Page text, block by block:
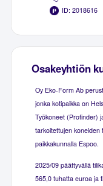
ID: 2018616
Osakeyhtiön
Oy Eko-Form Ab
jonka kotipaikka on
Työkoneet (Profinder)
tarkoitettujen koneiden
paikkakunnalla Espoo.
2025/09 päättyvällä
565,0 tuhatta euroa ja